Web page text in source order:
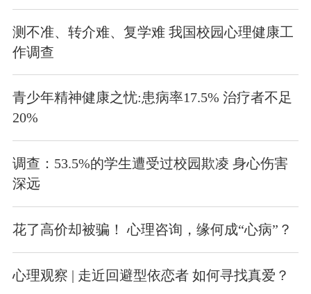
测不准、转介难、复学难 我国校园心理健康工
作调查
青少年精神健康之忧:患病率17.5% 治疗者不足
20%
调查：53.5%的学生遭受过校园欺凌 身心伤害
深远
花了高价却被骗！ 心理咨询，缘何成“心病”？
心理观察 | 走近回避型依恋者 如何寻找真爱？